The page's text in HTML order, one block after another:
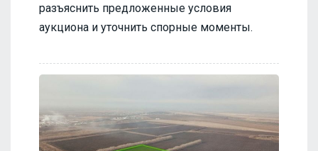
разъяснить предложенные условия
аукциона и уточнить спорные моменты.